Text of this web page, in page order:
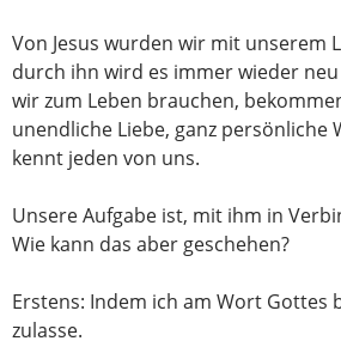
Von Jesus wurden wir mit unserem
durch ihn wird es immer wieder neu
wir zum Leben brauchen,
unendliche Liebe, ganz persönliche
kennt jeden von uns.
Unsere Aufgabe ist, mit ihm in
Wie kann das aber geschehen?
Erstens: Indem ich am Wort Gottes
zulasse.